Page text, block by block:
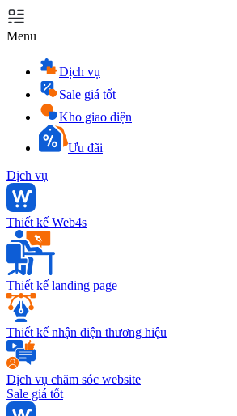
Menu
Dịch vụ
Sale giá tốt
Kho giao diện
Ưu đãi
Dịch vụ
Thiết kế Web4s
Thiết kế landing page
Thiết kế nhận diện thương hiệu
Dịch vụ chăm sóc website
Sale giá tốt